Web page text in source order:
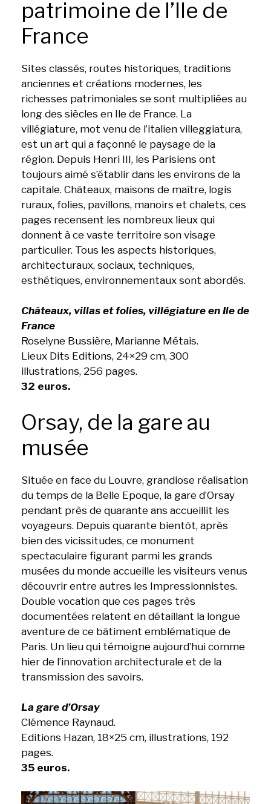
patrimoine de l’Ile de
France
Sites classés, routes historiques, traditions
anciennes et créations modernes, les
richesses patrimoniales se sont multipliées au
long des siècles en Ile de France. La
villégiature, mot venu de l’italien villeggiatura,
est un art qui a façonné le paysage de la
région. Depuis Henri III, les Parisiens ont
toujours aimé s’établir dans les environs de la
capitale. Châteaux, maisons de maître, logis
ruraux, folies, pavillons, manoirs et chalets, ces
pages recensent les nombreux lieux qui
donnent à ce vaste territoire son visage
particulier. Tous les aspects historiques,
architecturaux, sociaux, techniques,
esthétiques, environnementaux sont abordés.
Châteaux, villas et folies, villégiature en Ile de
France
Roselyne Bussière, Marianne Métais.
Lieux Dits Editions, 24×29 cm, 300
illustrations, 256 pages.
32 euros.
Orsay, de la gare au
musée
Située en face du Louvre, grandiose réalisation
du temps de la Belle Epoque, la gare d’Orsay
pendant près de quarante ans accueillit les
voyageurs. Depuis quarante bientôt, après
bien des vicissitudes, ce monument
spectaculaire figurant parmi les grands
musées du monde accueille les visiteurs venus
découvrir entre autres les Impressionnistes.
Double vocation que ces pages très
documentées relatent en détaillant la longue
aventure de ce bâtiment emblématique de
Paris. Un lieu qui témoigne aujourd’hui comme
hier de l’innovation architecturale et de la
transmission des savoirs.
La gare d’Orsay
Clémence Raynaud.
Editions Hazan, 18×25 cm, illustrations, 192
pages.
35 euros.